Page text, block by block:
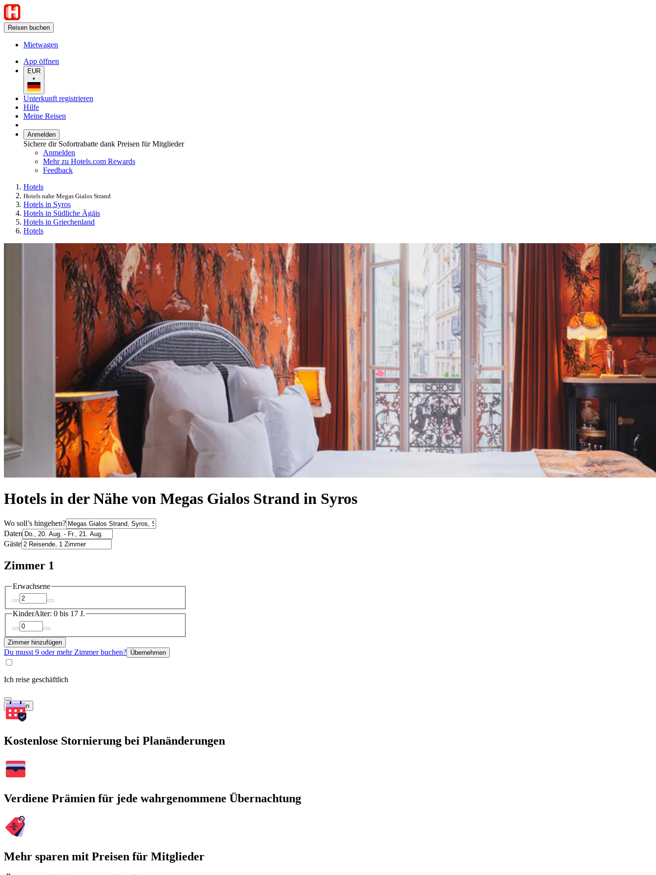
Reisen buchen
Mietwagen
App öffnen
EUR
•
Unterkunft registrieren
Hilfe
Meine Reisen
Anmelden
Sichere dir Sofortrabatte dank Preisen für Mitglieder
Anmelden
Mehr zu Hotels.com Rewards
Feedback
Hotels
Hotels nahe Megas Gialos Strand
Hotels in Syros
Hotels in Südliche Ägäis
Hotels in Griechenland
Hotels
Hotels in der Nähe von Megas Gialos Strand in Syros
Wo soll’s hingehen?
Daten
Gäste
Zimmer 1
Erwachsene
KinderAlter: 0 bis 17 J.
Zimmer hinzufügen
Du musst 9 oder mehr Zimmer buchen? Übernehmen
Ich reise geschäftlich
Suchen
Kostenlose Stornierung bei Planänderungen
Verdiene Prämien für jede wahrgenommene Übernachtung
Mehr sparen mit Preisen für Mitglieder